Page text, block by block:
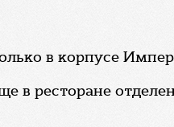
в корпусе
в ресторане